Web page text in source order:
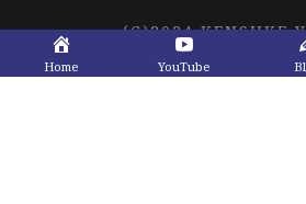
(C)2024 KENSUKE
Home YouTube